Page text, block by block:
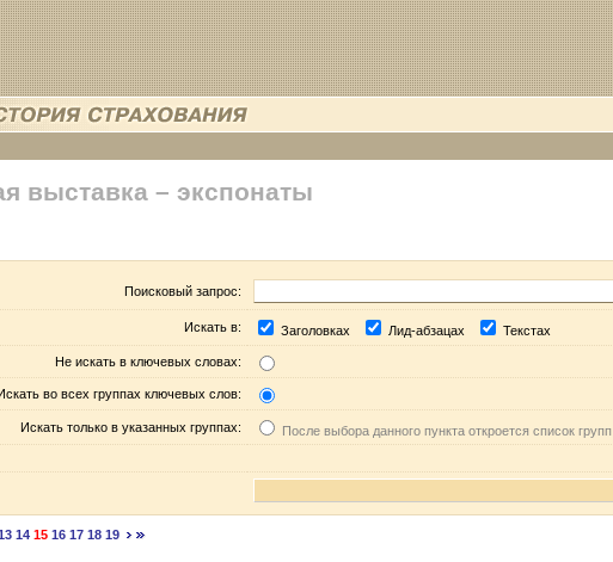
выставка – экспонаты
Поисковый запрос:
Искать в: Заголовках Лид-абзацах Текстах
Не искать в ключевых словах:
Искать во всех группах ключевых слов:
Искать только в указанных группах: После выбора данного пункта откроется список групп
14 15 16 17 18 19